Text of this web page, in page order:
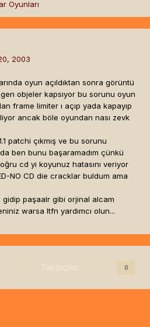
Oyunları
2003
oyun açıldıktan sonra görüntü
objeler kapsıyor bu sorunu oyun
frame limiter ı açıp yada kapayıp
ancak böle oyundan nası zevk
patchi çıkmış ve bu sorunu
ben bunu başaramadım çünkü
cd yi koyunuz hatasını veriyor
NO CD die cracklar buldum ama
paşaalr gibi orjinal alcam
warsa ltfn yardımcı olun...
Takipçiler 0